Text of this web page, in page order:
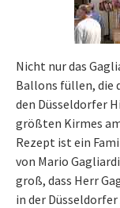
Nicht nur das
Ballons füllen, die
den Düsseldorfer
größten Kirmes
Rezept ist ein
von Mario
groß, dass Herr
in der